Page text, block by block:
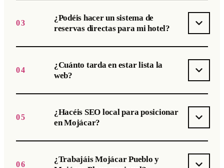
03
¿Podéis hacer un sistema de
reservas directas para mi hotel?
04
¿Cuánto tarda en estar lista la
web?
05
¿Hacéis SEO local para posicionar
en Mojácar?
06
¿Trabajáis Mojácar Pueblo y